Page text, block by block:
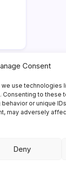
Consent
use technologies
to these
or unique
may adversely
Deny